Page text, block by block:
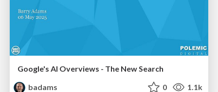
Google's AI Overviews - The New Search
badams
0 1.1k